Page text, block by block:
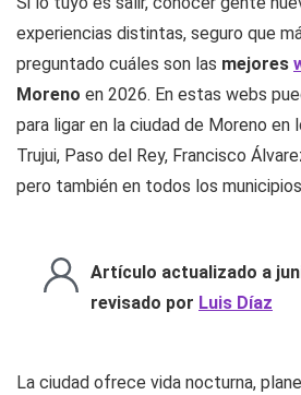
experiencias distintas, seguro que
preguntado cuáles son las mejores
Moreno en 2026. En estas webs
para ligar en la ciudad de Moreno en
Trujui, Paso del Rey, Francisco
pero también en todos los
Artículo actualizado a
revisado por Luis Díaz
La ciudad ofrece vida nocturna,